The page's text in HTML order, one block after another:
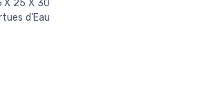
X 25 X 30
d'Eau